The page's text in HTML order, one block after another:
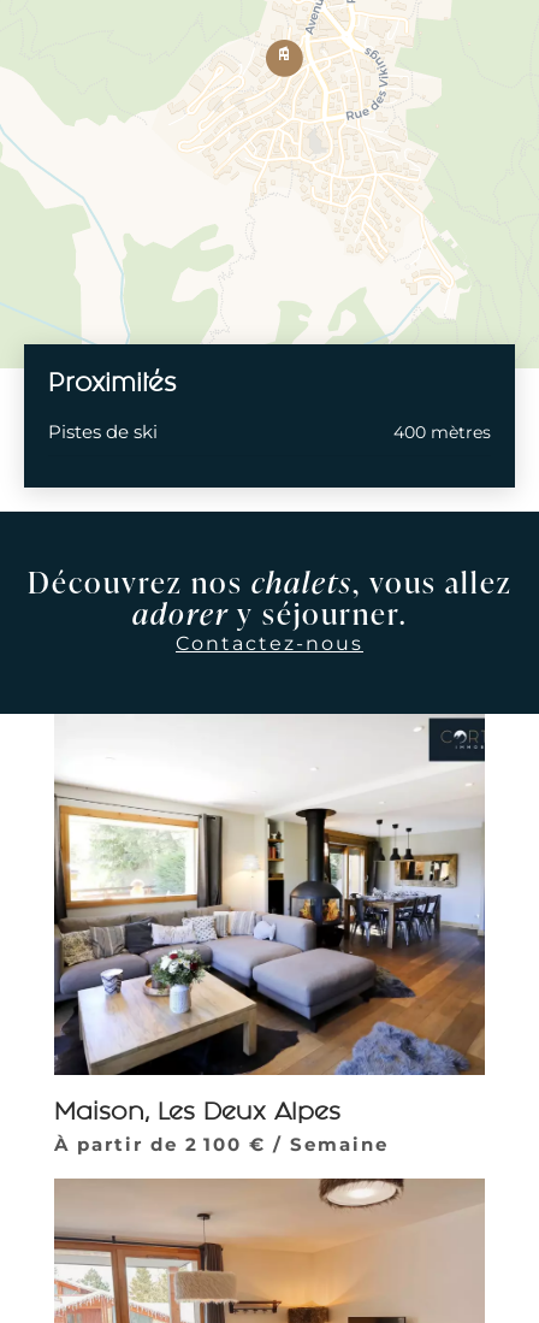
Proximités
Pistes de ski 400 mètres
Découvrez nos chalets, vous allez
adorery séjourner.
Contactez-nous
Maison, Les Deux Alpes
À partir de 2 100 € / Semaine